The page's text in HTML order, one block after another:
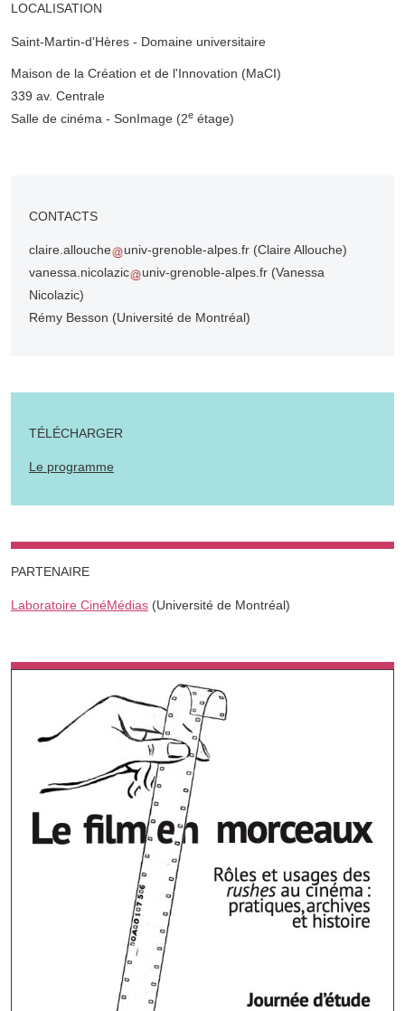
LOCALISATION
Saint-Martin-d'Hères - Domaine universitaire
Complément lieu
Maison de la Création et de l'Innovation (MaCI)
339 av. Centrale
Salle de cinéma - SonImage (2e étage)
CONTACTS
claire.allouche univ-grenoble-alpes.fr (Claire Allouche)
vanessa.nicolazic
univ-grenoble-alpes.fr (Vanessa
Nicolazic)
Rémy Besson (Université de Montréal)
TÉLÉCHARGER
Le programme
PARTENAIRE
Laboratoire CinéMédias (Université de Montréal)